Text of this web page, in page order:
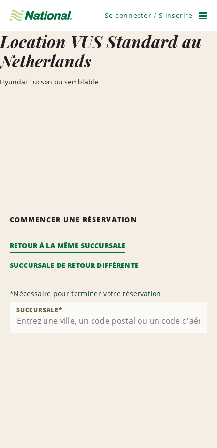
navigation
Se connecter / S'inscrire
Location VUS Standard au
Netherlands
Hyundai Tucson ou semblable
COMMENCER UNE RÉSERVATION
RETOUR À LA MÊME SUCCURSALE
SUCCURSALE DE RETOUR DIFFÉRENTE
*Nécessaire pour terminer votre réservation
SUCCURSALE*